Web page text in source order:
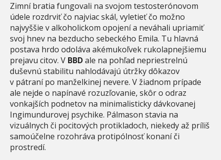
Zimní bratia fungovali na svojom testosterónovom
údele rozdrviť čo najviac skál, vyletieť čo možno
najvyššie v alkoholickom opojení a neváhali upriamiť
svoj hnev na bezducho sebeckého Emila. Tu hlavná
postava hrdo odoláva akémukoľvek rukolapnejšiemu
prejavu citov. V BBDale na pohľad nepriestrelnú
duševnú stabilitu nahlodávajú útržky dôkazov
v pátraní po manželkinej nevere. V žiadnom prípade
ale nejde o napínavé rozuzľovanie, skôr o odraz
vonkajších podnetov na minimalisticky dávkovanej
Ingimundurovej psychike. Pálmason stavia na
vizuálnych či pocitových protikladoch, niekedy až príliš
samoúčelne rozohráva protipólnosť konaní či
prostredí.